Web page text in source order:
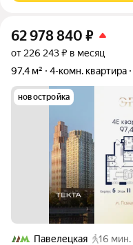
62 978 840 ₽
от 226 243 ₽ в месяц
97,4 м²
4-комн. квартира
новостройка
Павелецкая
16 мин.